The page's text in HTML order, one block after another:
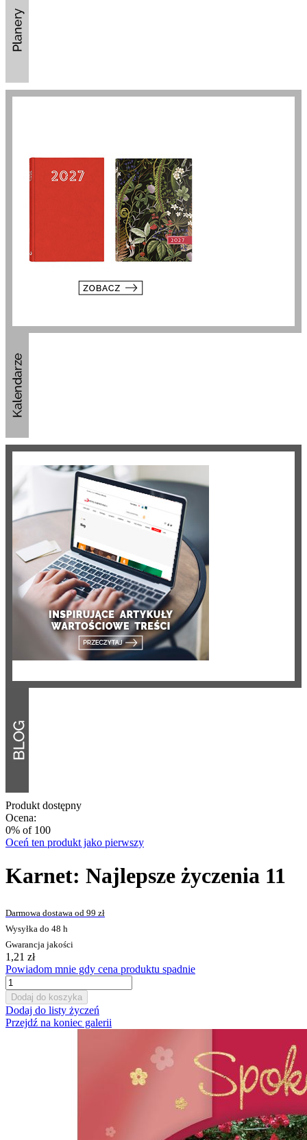
Produkt dostępny
Ocena:
0% of 100
Oceń ten produkt jako pierwszy
Karnet: Najlepsze życzenia 11
Darmowa dostawa od 99 zł
Wysyłka do 48 h
Gwarancja jakości
1,21 zł
Powiadom mnie gdy cena produktu spadnie
Dodaj do koszyka
Dodaj do listy życzeń
Przejdź na koniec galerii